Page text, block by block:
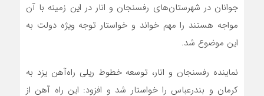
جوانان در شهرستان‌های رفسنجان و انار در این زمینه با آن
مواجه هستند را مهم خواند و خواستار توجه ویژه دولت به
این موضوع شد.
نماینده رفسنجان و انار، توسعه خطوط ریلی راه‌آهن یزد به
کرمان و بندرعباس را خواستار شد و افزود: این راه آهن از